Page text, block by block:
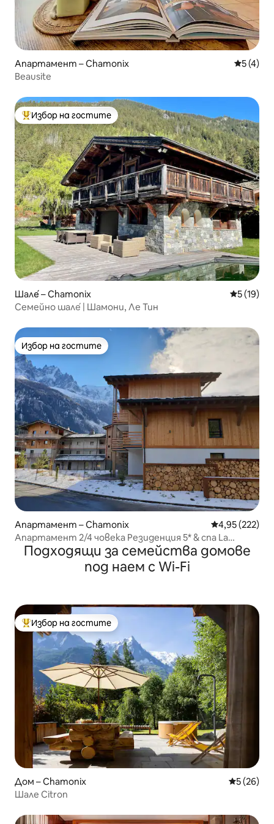
Апартамент – Chamonix Средна
5 (4)
Beausite
Най-популярен избор на гостите
Избор на гостите
Шале́ – Chamonix Средна
5 (19)
Семейно шале́ | Шамони, Ле Тин
Избор на гостите
Избор на гостите
Апартамент – Chamonix Средна
4,95 (222)
Апартамент 2/4 човека Резиденция 5* & спа La
Cordée
Подходящи за семейства домове
под наем с Wi-Fi
Най-популярен избор на гостите
Избор на гостите
Дом – Chamonix Средна
5 (26)
Шале Citron